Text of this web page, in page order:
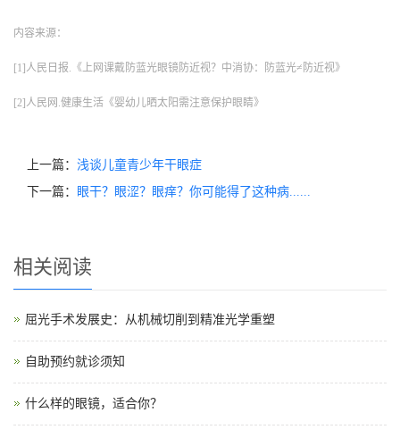
内容来源：
[1]人民日报.《上网课戴防蓝光眼镜防近视？中消协：防蓝光≠防近视》
[2]人民网.健康生活《婴幼儿晒太阳需注意保护眼睛》
上一篇： 浅谈儿童青少年干眼症
下一篇：
眼干？眼涩？眼痒？你可能得了这种病......
相关阅读
屈光手术发展史：从机械切削到精准光学重塑
自助预约就诊须知
什么样的眼镜，适合你？